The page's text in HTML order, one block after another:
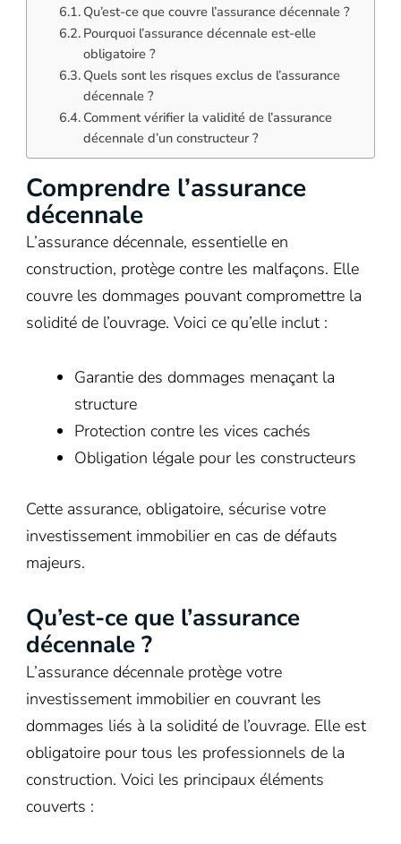
Qu’est-ce que couvre l’assurance décennale ?
Pourquoi l’assurance décennale est-elle
obligatoire ?
Quels sont les risques exclus de l’assurance
décennale ?
Comment vérifier la validité de l’assurance
décennale d’un constructeur ?
Comprendre l’assurance
décennale
L’assurance décennale, essentielle en
construction, protège contre les malfaçons. Elle
couvre les dommages pouvant compromettre la
solidité de l’ouvrage. Voici ce qu’elle inclut :
Garantie des dommages menaçant la
structure
Protection contre les vices cachés
Obligation légale pour les constructeurs
Cette assurance, obligatoire, sécurise votre
investissement immobilier en cas de défauts
majeurs.
Qu’est-ce que l’assurance
décennale ?
L’assurance décennale protège votre
investissement immobilier en couvrant les
dommages liés à la solidité de l’ouvrage. Elle est
obligatoire pour tous les professionnels de la
construction. Voici les principaux éléments
couverts :